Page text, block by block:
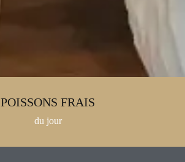
POISSONS FRAIS
du jour